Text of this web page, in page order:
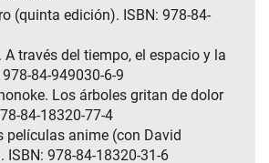
(quinta edición). ISBN: 978-84-
través del tiempo, el espacio y la
84-949030-6-9
Los árboles gritan de dolor
84-18320-77-4
películas anime (con David
ISBN: 978-84-18320-31-6